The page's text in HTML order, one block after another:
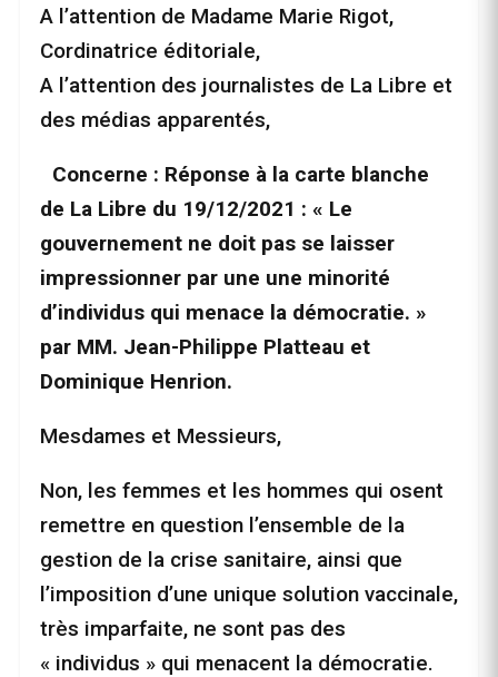
A l’attention de Madame Marie Rigot,
Cordinatrice éditoriale,
A l’attention des journalistes de La Libre et
des médias apparentés,
Concerne : Réponse à la carte blanche
de La Libre du 19/12/2021 : « Le
gouvernement ne doit pas se laisser
impressionner par une une minorité
d’individus qui menace la démocratie. »
par MM. Jean-Philippe Platteau et
Dominique Henrion.
Mesdames et Messieurs,
Non, les femmes et les hommes qui osent
remettre en question l’ensemble de la
gestion de la crise sanitaire, ainsi que
l’imposition d’une unique solution vaccinale,
très imparfaite, ne sont pas des
« individus » qui menacent la démocratie.